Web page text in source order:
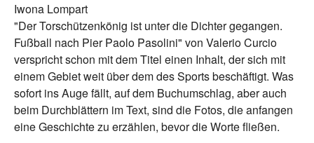
Iwona Lompart
"Der Torschützenkönig ist unter die Dichter gegangen.
Fußball nach Pier Paolo Pasolini" von Valerio Curcio
verspricht schon mit dem Titel einen Inhalt, der sich mit
einem Gebiet weit über dem des Sports beschäftigt. Was
sofort ins Auge fällt, auf dem Buchumschlag, aber auch
beim Durchblättern im Text, sind die Fotos, die anfangen
eine Geschichte zu erzählen, bevor die Worte fließen.